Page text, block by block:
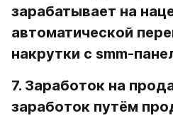
зарабатывает на
автоматической
накрутки с smm-
7. Заработок на
заработок путём